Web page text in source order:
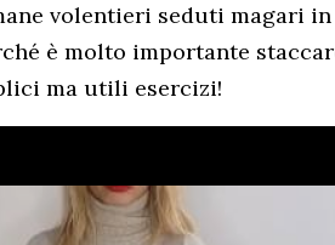
volentieri seduti magari
è molto importante
ma utili esercizi!